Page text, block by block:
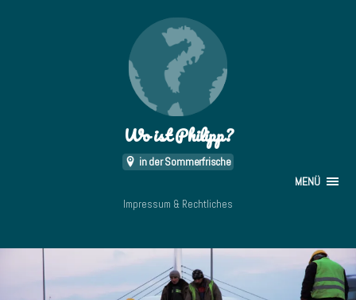
Wo ist Philipp?
in der Sommerfrische
MENÜ
Impressum & Rechtliches